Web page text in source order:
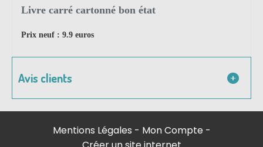
Livre carré cartonné bon état
Prix neuf : 9.9 euros
Avis clients
Mentions Légales
Mon Compte